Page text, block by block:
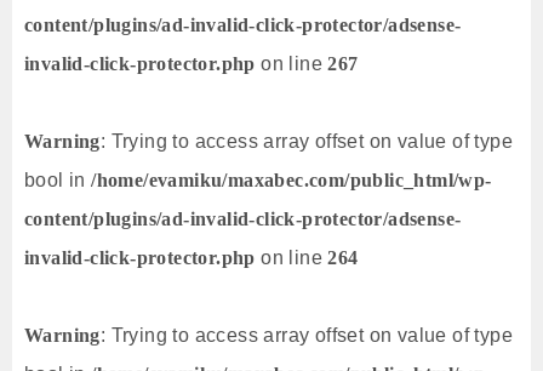
content/plugins/ad-invalid-click-protector/adsense-
invalid-click-protector.php on line267
Warning: Trying to access array offset on value of type
bool in/home/evamiku/maxabec.com/public_html/wp-
content/plugins/ad-invalid-click-protector/adsense-
invalid-click-protector.php on line264
Warning: Trying to access array offset on value of type